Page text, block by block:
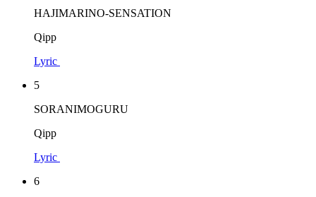
HAJIMARINO-SENSATION
Qipp
Lyric
5
SORANIMOGURU
Qipp
Lyric
6